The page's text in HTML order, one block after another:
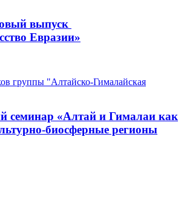
выпуск
Евразии»
семинар «Алтай и Гималаи как
биосферные регионы